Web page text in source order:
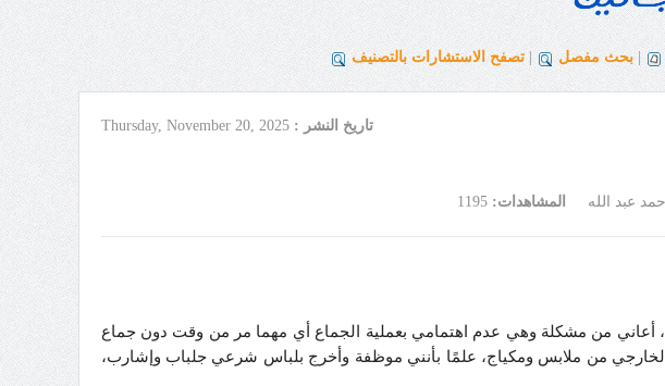
| بحث مفصل | تصفح الاستشارات بالتصنيف
تاريخ النشر :Thursday, November 20, 2025
عبد الله المشاهدات:1195
28 عامًا، متزوجة منذ ثلاث سنوات ونصف، أعاني من مشكلة وهي عدم اهتمامي بعملية الجماع أي مهما مر من وقت دون جماع
من ملابس ومكياج، علمًا بأنني موظفة وأخرج بلباس شرعي جلباب وإشارب،